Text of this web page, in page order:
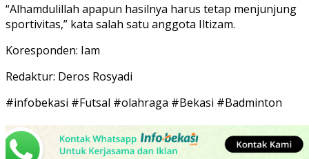
“Alhamdulillah apapun hasilnya harus tetap menjunjung
sportivitas,” kata salah satu anggota Iltizam.
Koresponden: Iam
Redaktur: Deros Rosyadi
#infobekasi #Futsal #olahraga #Bekasi #Badminton